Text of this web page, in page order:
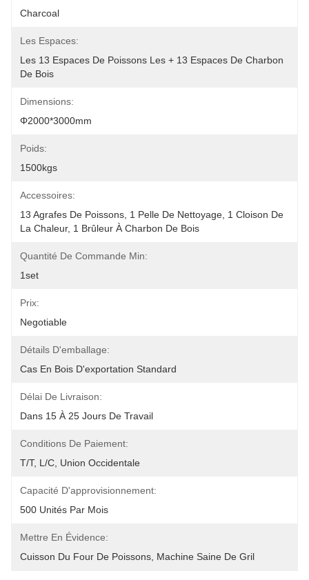
Charcoal
Les Espaces:
Les 13 Espaces De Poissons Les + 13 Espaces De Charbon
De Bois
Dimensions:
Φ2000*3000mm
Poids:
1500kgs
Accessoires:
13 Agrafes De Poissons, 1 Pelle De Nettoyage, 1 Cloison De
La Chaleur, 1 Brûleur À Charbon De Bois
Quantité De Commande Min:
1set
Prix:
Negotiable
Détails D'emballage:
Cas En Bois D'exportation Standard
Délai De Livraison:
Dans 15 À 25 Jours De Travail
Conditions De Paiement:
T/T, L/C, Union Occidentale
Capacité D'approvisionnement:
500 Unités Par Mois
Mettre En Évidence:
Cuisson Du Four De Poissons Machine Saine De Gril